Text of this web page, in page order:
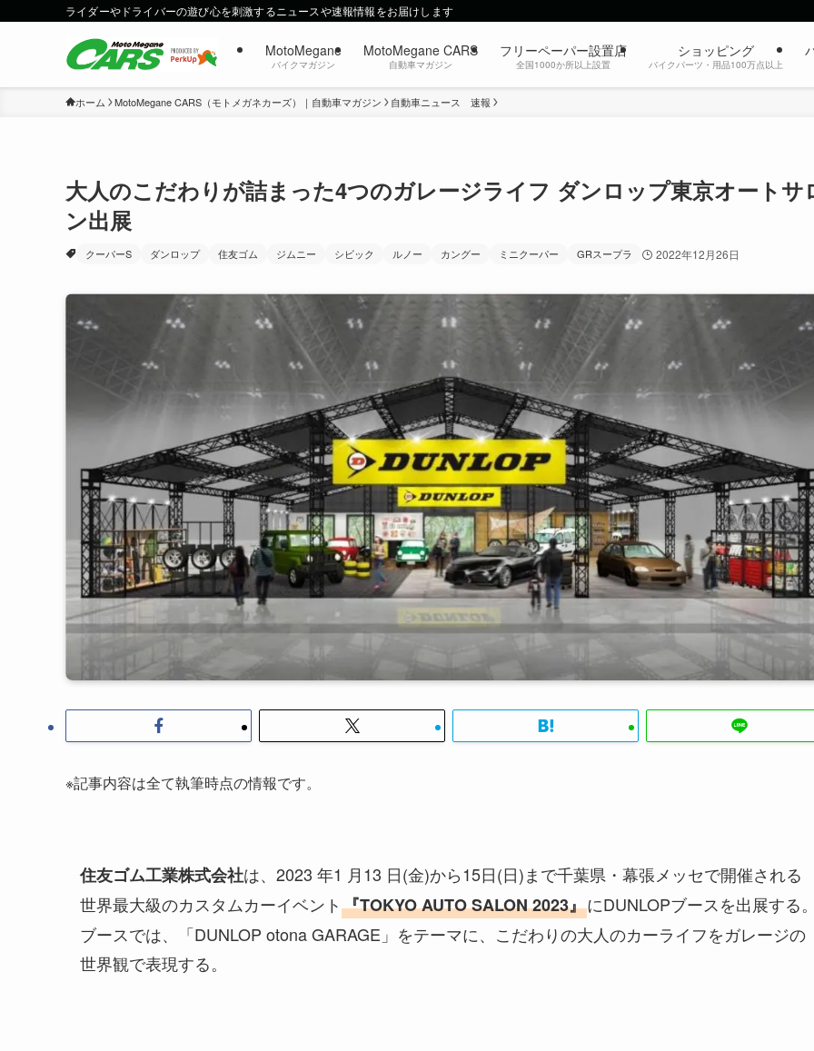
ライダーやドライバーの遊び心を刺激するニュースや速報情報をお届けします
MotoMegane
バイクマガジン
MotoMegane CARS
自動車マガジン
フリーペーパー設置店
全国1000か所以上設置
ショッピング
バイクパーツ・用品100万点以上
ホーム MotoMegane CARS（モトメガネカーズ）｜自動車マガジン 自動車ニュース 速報
大人のこだわりが詰まった4つのガレージライフ ダンロップ東京オートサ
ン出展
クーパーS ダンロップ 住友ゴム ジムニー シビック ルノー カングー ミニクーパー GRスープラ 2022年12月26日
※記事内容は全て執筆時点の情報です。
住友ゴム工業株式会社は、2023 年1 月13 日(金)から15日(日)まで千葉県・幕張メッセで開催される
世界最大級のカスタムカーイベント 『TOKYO AUTO SALON 2023』にDUNLOPブースを出展する
ブースでは、「DUNLOP otona GARAGE」をテーマに、こだわりの大人のカーライフをガレージの
世界観で表現する。